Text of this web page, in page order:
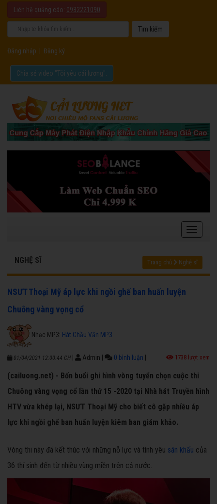
Liên hệ quảng cáo: 0932221090
Đăng nhập Đăng ký
Chia sẻ video "Tôi yêu cải lương".
NGHỆ SĨ Trang chủ Nghệ sĩ
NSƯT Thoại Mỹ áp lực khi ngồi ghế ban huấn luyện
Chuông vàng vọng cổ
Nhạc MP3: Hát Chầu Văn MP3
01/04/2021 12:00:44 CH Admin 0 bình luận 1738 lượt xem
(cailuong.net) - Bốn buổi ghi hình vòng tuyển chọn cuộc thi
Chuông vàng vọng cổ lần thứ 15 -2020 tại Nhà hát Truyền hình
HTV vừa khép lại, NSƯT Thoại Mỹ cho biết cô gặp nhiều áp
lực khi ngồi ghế ban huấn luyện kiêm ban giám khảo.
Vòng thi này đã kết thúc với những nỗ lực và tình yêu sân khấu của
36 thí sinh đến từ nhiều vùng miền trên cả nước.